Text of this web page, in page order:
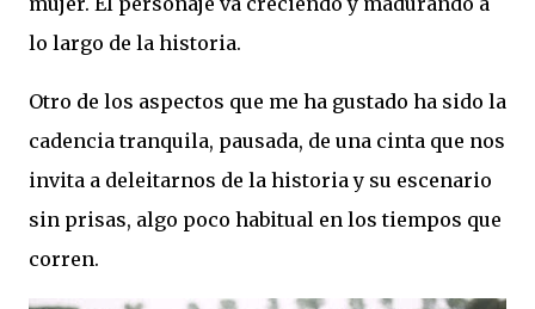
lo largo de la historia.
Otro de los aspectos que me ha gustado ha sido la
cadencia tranquila, pausada, de una cinta que nos
invita a deleitarnos de la historia y su escenario
sin prisas, algo poco habitual en los tiempos que
corren.